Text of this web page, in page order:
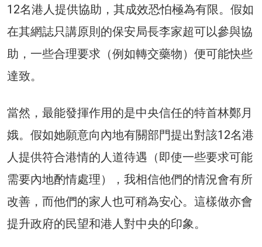
12名港人提供協助，其成效恐怕極為有限。假如
在其網誌只講原則的保安局長李家超可以參與協
助，一些合理要求（例如轉交藥物）便可能快些
達致。
當然，最能發揮作用的是中央信任的特首林鄭月
娥。假如她願意向內地有關部門提出對該12名港
人提供符合港情的人道待遇（即使一些要求可能
需要內地酌情處理），我相信他們的情況會有所
改善，而他們的家人也可稍為安心。這樣做亦會
提升政府的民望和港人對中央的印象。